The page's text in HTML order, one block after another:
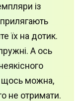
із
їх на дотик.
А ось
щось можна,
не отримати.